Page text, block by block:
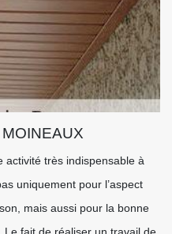
activité très indispensable à
uniquement pour l’aspect
mais aussi pour la bonne